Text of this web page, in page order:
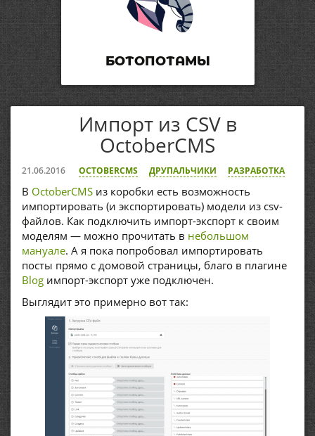
БОТОПОТАМЫ
Импорт из CSV в
OctoberCMS
21.06.2016 OCTOBERCMS ДРУПАЛЬЧИКИ РАЗРАБОТКА
В OctoberCMS из коробки есть возможность
импортировать (и экспортировать) модели из csv-
файлов. Как подключить импорт-экспорт к своим
моделям — можно прочитать в небольшом
мануале. А я пока попробовал импортировать
посты прямо с домовой страницы, благо в плагине
Blog импорт-экспорт уже подключен.
Выглядит это примерно вот так: